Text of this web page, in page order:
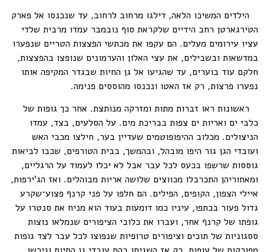
הילדים המשיכו הלאה, דילגו מרחוב לרחוב, עד שנכנסו אל פארק
הטירגארטן רחב הידיים שלקראת סוף נובמבר עמדו מרבית שלדי
עציו עירומים מעלים. הם עקפו את מכתשי הפצצות הטריים שנפערו
במדשאות ובשבילים, את עצי האלון והערמונים שנופצו בהפצצות,
חלקם עוד בוערים, עד שהגיעו אל גן החיות שבגדר המקיפה אותו
נפערו פרצות, רק אז האטו ונכנסו מהוססים פנימה.
ראשונות ראו זברות מתות ומזרקה מנותצת. אחר כך גופות של
כלבי ים ואריות ים צפות בבריכת מים. על הסלעים, בצד, עמדו
הניצולים. מכלוב ההיפופוטמים שעדיין בער, חילצו מכבי האש
ועובדי הגן גור היפו מובהל, ובהמשך, בבית הטורפים, שכבו לביאות
גוססות שרשפו בכעס לכל עבר אבל לא יכלו לעמוד על הרגליים,
ומאחוריהן התכרבלו מכווצים שלושה אריות מבוהלים. ואז הג'ירפות,
איילי הצפון, הקופים, הפילים. הם חלפו על פני קרנף פצוע־שקרע
גדול פעור בכתפו, עיניו כמו דומעות בעוד הוא מניח את סנטרו על
גופתו של קרנף אחר, ועברו את כלובי הציפורים שנמלאו נוצות
ססגוניות של תוכים וציפורים טרופיות שנפוצו לכל עבר לצד גופות